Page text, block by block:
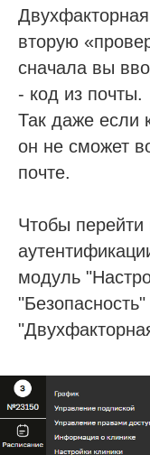
вторую
сначала вы
- код из почты.
Так даже если
он не сможет
почте.
Чтобы
модуль